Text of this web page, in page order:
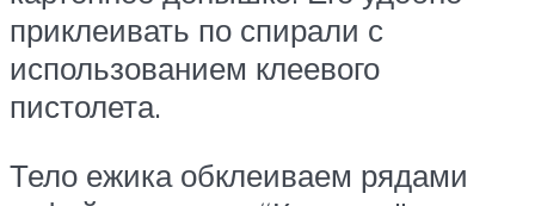
приклеивать по спирали с
использованием клеевого
пистолета.
Тело ежика обклеиваем рядами